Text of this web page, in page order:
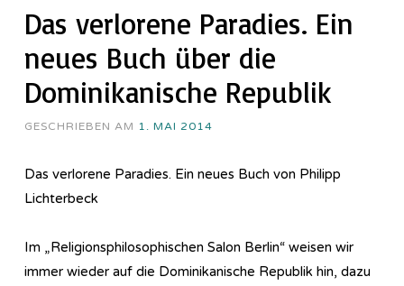
Das verlorene Paradies. Ein
neues Buch über die
Dominikanische Republik
GESCHRIEBEN AM 1. MAI 2014
Das verlorene Paradies. Ein neues Buch von Philipp
Lichterbeck
Im „Re­li­gi­ons­phi­lo­so­phi­sch­en Salon Berlin“ weisen wir
immer wieder auf die Dominikanische Republik hin, dazu